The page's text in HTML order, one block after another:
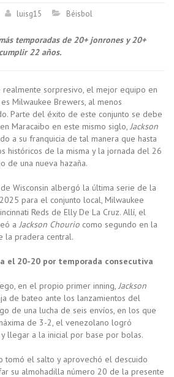
luisg15 Béisbol
temporadas de 20+ jonrones y 20+
22 años.
realmente sorpresivo, el mejor equipo en
Milwaukee Brewers, al menos
Parte del éxito de este conjunto se debe
Maracaibo en este mismo siglo,Jackson
a su franquicia de tal manera que hasta
históricos de la misma y la jornada del 26
de una nueva hazaña.
Wisconsin albergó la última serie de la
para el conjunto local, Milwaukee
Reds de Elly De La Cruz. Allí, el
aJackson Chourio como segundo en la
la pradera central.
el 20-20 por temporada consecutiva
en el propio primer inning,Jackson
de bateo ante los lanzamientos del
de una lucha de seis envíos, en los que
de 3-2, el venezolano logró
llegar a la inicial por base por bolas.
tomó el salto y aprovechó el descuido
su almohadilla número 20 de la presente